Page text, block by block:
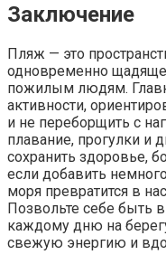
Заключение
Пляж — это
одновременно
пожилым людям.
активности,
и не переборщить с
плавание, прогулки и
сохранить здоровье,
если добавить
моря превратится в
Позвольте себе быть
каждому дню на
свежую энергию и